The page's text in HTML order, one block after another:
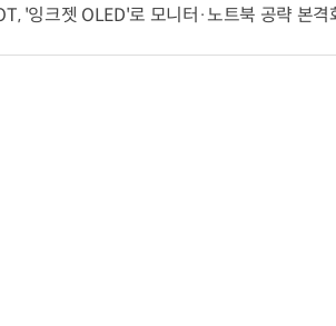
'잉크젯 OLED'로 모니터·노트북 공략 본